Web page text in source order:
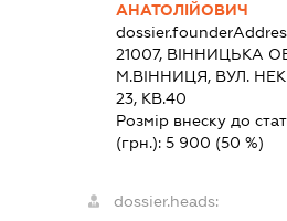
АНАТОЛІЙОВИЧ
21007, ВIННИЦЬКА
М.ВІННИЦЯ, ВУЛ.
23, КВ.40
Розмір внеску до
(грн.):5 900 (50 %)
dossier.heads: